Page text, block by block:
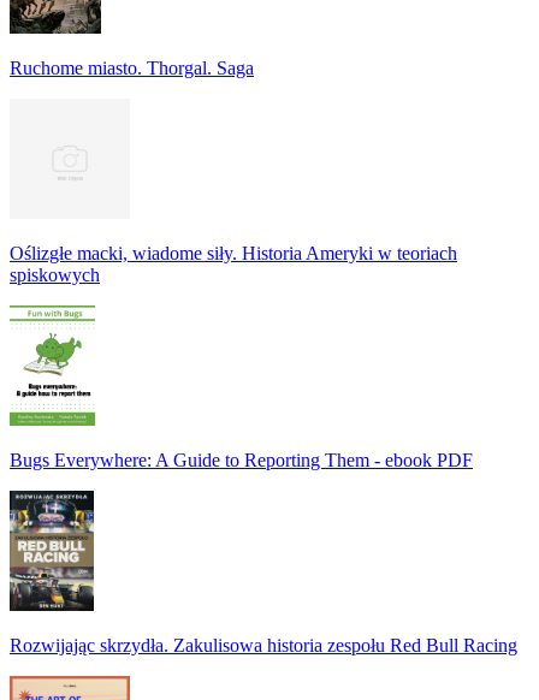
Ruchome miasto. Thorgal. Saga
Oślizgłe macki, wiadome siły. Historia Ameryki w teoriach
spiskowych
Bugs Everywhere: A Guide to Reporting Them - ebook PDF
Rozwijając skrzydła. Zakulisowa historia zespołu Red Bull Racing